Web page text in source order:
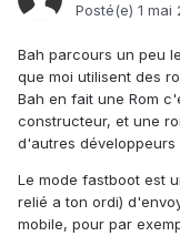
Posté(e) 1 mai
Bah parcours un peu
que moi utilisent des
Bah en fait une Rom
constructeur, et une
d'autres développeurs
Le mode fastboot est
relié a ton ordi)
mobile, pour par